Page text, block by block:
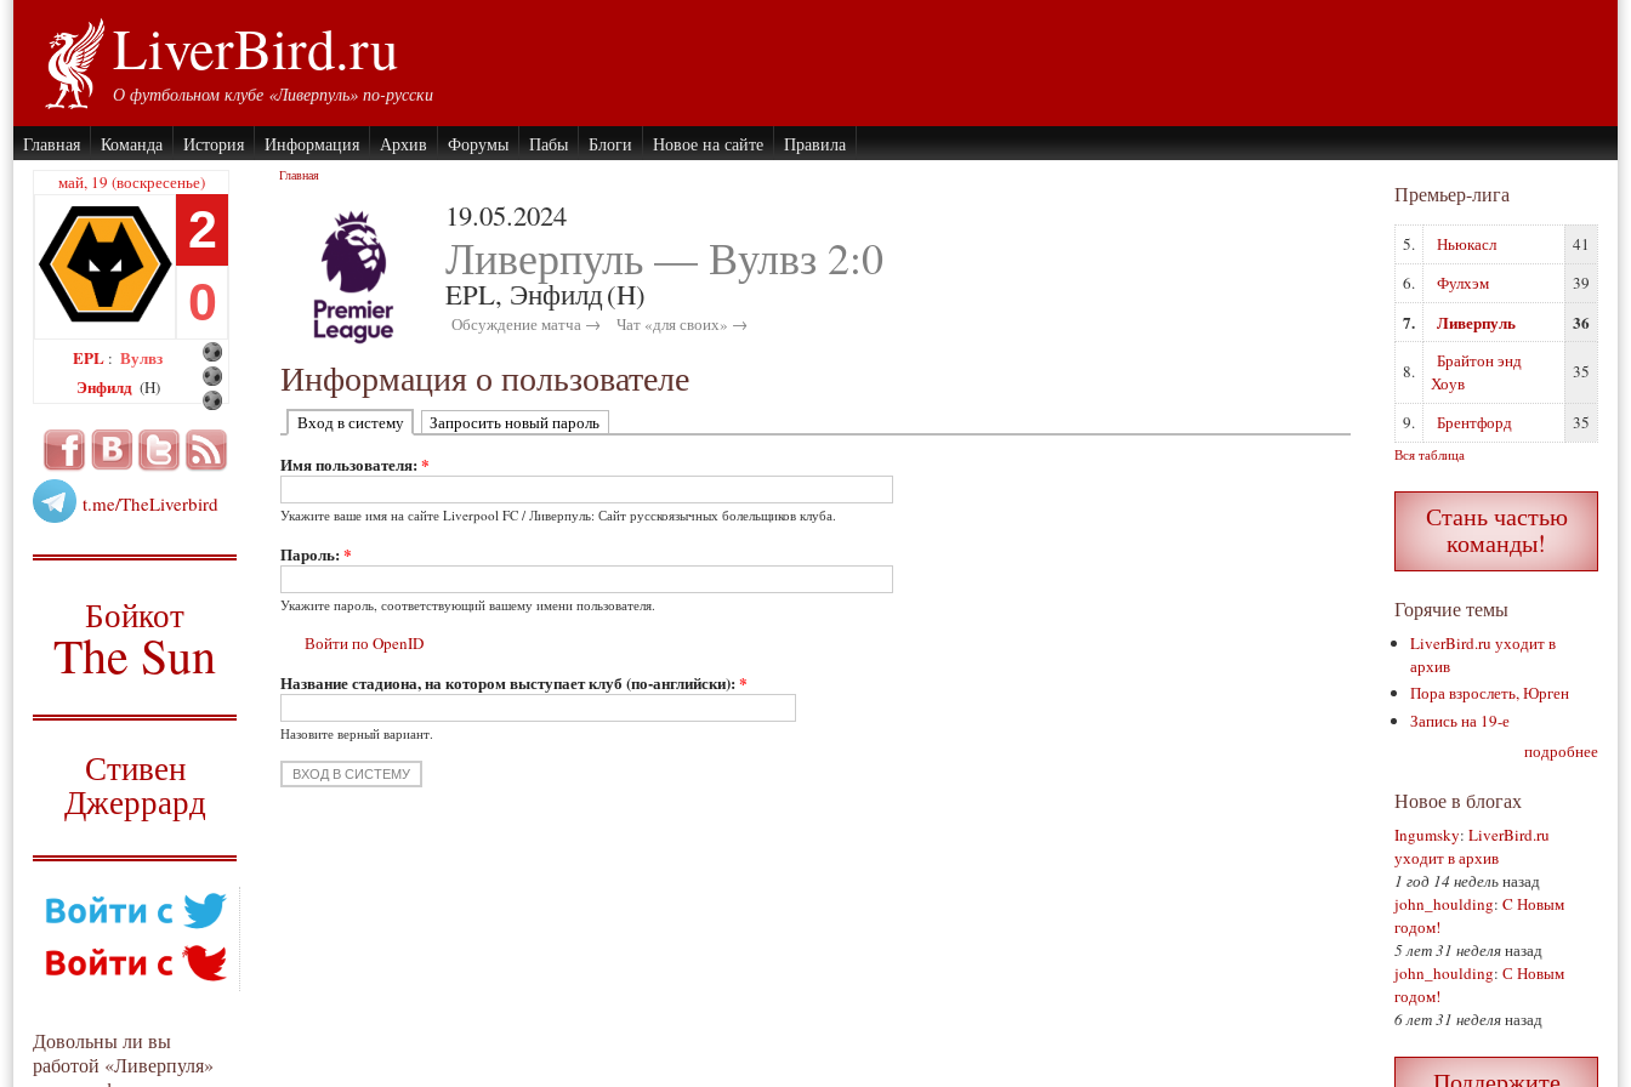
LiverBird.ru
О футбольном клубе «Ливерпуль» по-русски
Главная Команда История Информация Архив Форумы Пабы Блоги Новое на сайте Правила
май, 19 (воскресенье)
2
0
EPL : Вулвз
Энфилд (H)
t.me/TheLiverbird
Бойкот
The Sun
Стивен
Джеррард
Довольны ли вы
работой «Ливерпуля»
Главная
19.05.2024
Ливерпуль — Вулвз 2:0
EPL, Энфилд(H)
Обсуждение матча → Чат «для своих» →
Информация о пользователе
Вход в систему Запросить новый пароль
Имя пользователя:*
Укажите ваше имя на сайте Liverpool FC / Ливерпуль: Сайт русскоязычных болельщиков клуба.
Пароль:*
Укажите пароль, соответствующий вашему имени пользователя.
Войти по OpenID
Название стадиона, на котором выступает клуб (по-английски):*
Назовите верный вариант.
Премьер-лига
5. Ньюкасл
41
6.
Фулхэм 39
7. Ливерпуль 36
8.
Брайтон энд
Хоув
35
9. Брентфорд 35
Вся таблица
Стань частью
команды!
Горячие темы
LiverBird.ru уходит в
архив
Пора взрослеть, Юрген
Запись на 19-е
подробнее
Новое в блогах
Ingumsky: LiverBird.ru
уходит в архив
1 год 14 недельназад
john_houlding: C Новым
годом!
5 лет 31 неделяназад
john_houlding: С Новым
годом!
6 лет 31 неделяназад